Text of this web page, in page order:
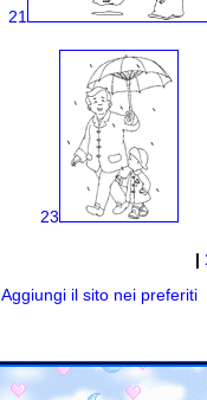
21
23
|
Aggiungi il sito nei preferiti